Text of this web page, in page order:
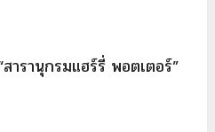
ารานุกรมแฮร์รี่ พอตเตอร์”